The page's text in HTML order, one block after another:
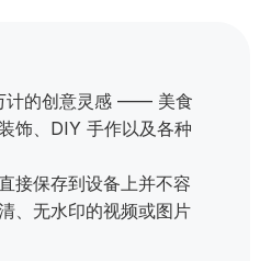
计的创意灵感 —— 美食
饰、DIY 手作以及各种
接保存到设备上并不容
、无水印的视频或图片